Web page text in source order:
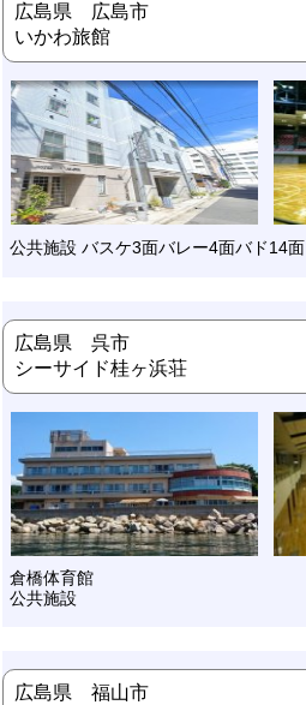
広島県 広島市
いかわ旅館
公共施設 バスケ3面バレー4面バド14面
広島県 呉市
シーサイド桂ヶ浜荘
倉橋体育館
公共施設
広島県 福山市